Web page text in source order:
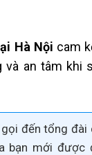
Hà Nội cam
và an tâm khi
gọi đến tổng
bạn mới được